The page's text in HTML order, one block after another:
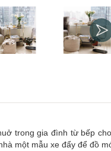
trong gia đình từ bếp
một mẫu xe đẩy để đồ